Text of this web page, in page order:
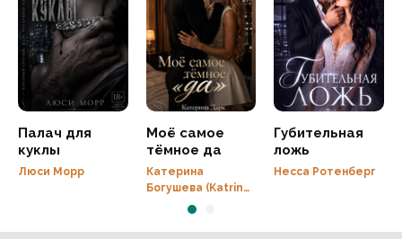
Палач для
куклы
Люси Морр
Моё самое
тёмное да
Катерина
Богушева (Katrina
Губительная
ложь
Несса Ротенберг